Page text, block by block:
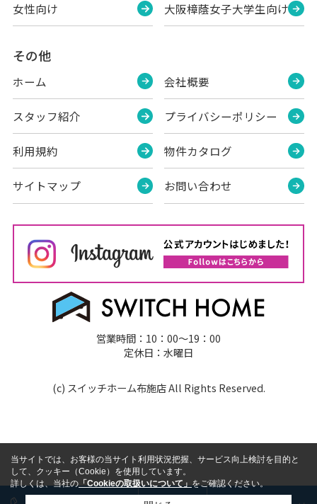
女性向け 大阪樟蔭女子大学生向け
その他
ホーム
スタッフ紹介
利用規約
サイトマップ
会社概要
プライバシーポリシー
物件カタログ
お問い合わせ
営業時間：10：00～19：00
定休日：水曜日
(c) スイッチホーム布施店 All Rights Reserved.
当サイトでは、お客様の当サイト利用状況把握、サービス向上検討を目的と
して、クッキー（Cookie）を使用しています。
詳しくは、当社の「Cookieの取扱いについて」をご確認ください。